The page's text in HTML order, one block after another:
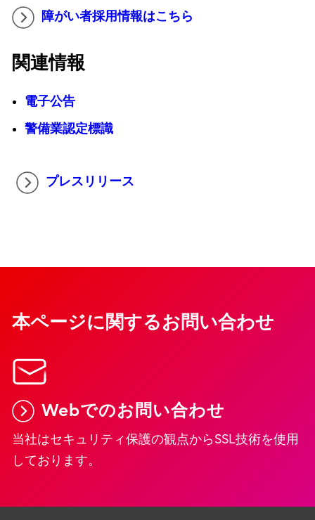
障がい者採用情報はこちら
関連情報
電子公告
警備業認定標識
プレスリリース
本ページに関するお問い合わせ
Webでのお問い合わせ
当社はセキュリティ保護の観点からSSL技術を使用
しております。